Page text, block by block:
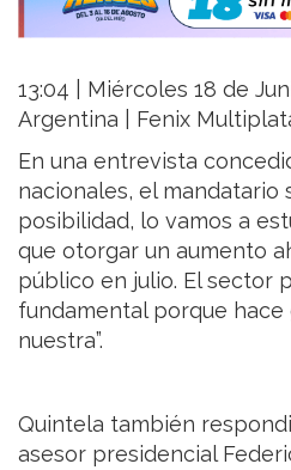
13:04 | Miércoles 18 de
Argentina | Fenix
En una entrevista
nacionales, el mandatario
posibilidad, lo vamos a
que otorgar un aumento
público en julio. El sector
fundamental porque hace
nuestra”.
Quintela también
asesor presidencial